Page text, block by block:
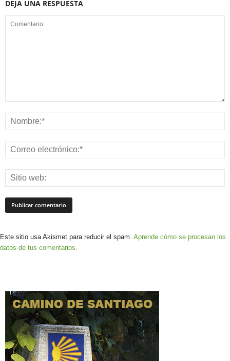
DEJA UNA RESPUESTA
Este sitio usa Akismet para reducir el spam. Aprende cómo se procesan los
datos de tus comentarios.